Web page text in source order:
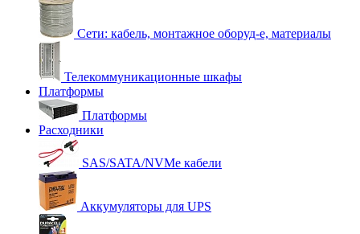
Сети: кабель, монтажное оборуд-е, материалы
Телекоммуникационные шкафы
Платформы
Платформы
Расходники
SAS/SATA/NVMe кабели
Аккумуляторы для UPS